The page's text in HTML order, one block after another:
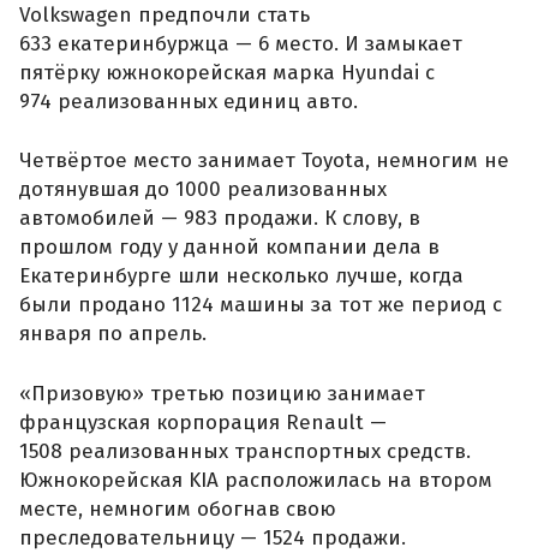
Volkswagen предпочли стать
633 екатеринбуржца — 6 место. И замыкает
пятёрку южнокорейская марка Hyundai с
974 реализованных единиц авто.
Четвёртое место занимает Toyota, немногим не
дотянувшая до 1000 реализованных
автомобилей — 983 продажи. К слову, в
прошлом году у данной компании дела в
Екатеринбурге шли несколько лучше, когда
были продано 1124 машины за тот же период с
января по апрель.
«Призовую» третью позицию занимает
французская корпорация Renault —
1508 реализованных транспортных средств.
Южнокорейская KIA расположилась на втором
месте, немногим обогнав свою
преследовательницу — 1524 продажи.